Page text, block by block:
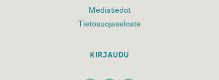
Mediatiedot
Tietosuojaseloste
KIRJAUDU